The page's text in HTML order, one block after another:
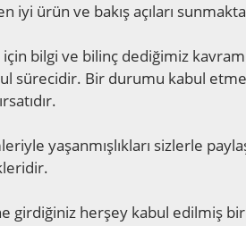
iyi ürün ve bakış açıları
bilgi ve bilinç dediğimiz
sürecidir. Bir durumu kabul
yaşanmışlıkları sizlerle
girdiğiniz herşey kabul edilmiş